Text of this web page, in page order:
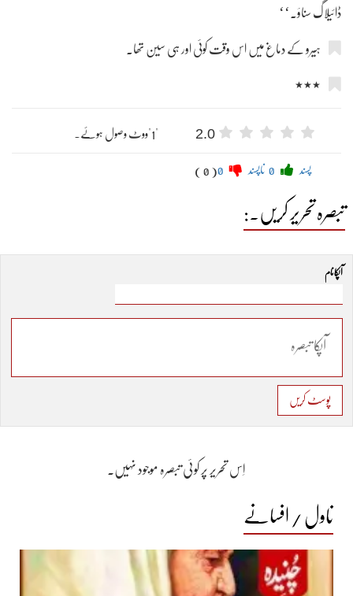
ڈائیلاگ سناؤ۔‘‘
ہیرو کے دماغ میں اس وقت کوئی اور ہی سین تھا۔
٭٭٭
2.0 "1"ووٹ وصول ہوئے۔
پسند ناپسند ( 0 )
تبصرہ تحریر کریں۔:
آپکا نام
پوسٹ کریں
اِس تحریر پر کوئی تبصرہ موجود نہیں۔
ناول / افسانے